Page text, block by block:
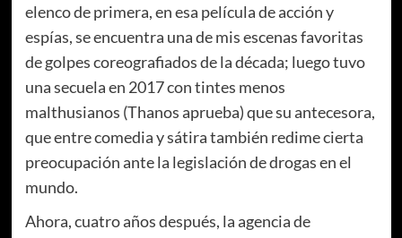
elenco de primera, en esa película de acción y
espías, se encuentra una de mis escenas favoritas
de golpes coreografiados de la década; luego tuvo
una secuela en 2017 con tintes menos
malthusianos (Thanos aprueba) que su antecesora,
que entre comedia y sátira también redime cierta
preocupación ante la legislación de drogas en el
mundo.
Ahora, cuatro años después, la agencia de